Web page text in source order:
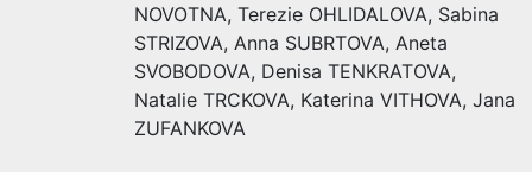
NOVOTNA, Terezie OHLIDALOVA, Sabina
STRIZOVA, Anna SUBRTOVA, Aneta
SVOBODOVA, Denisa TENKRATOVA,
Natalie TRCKOVA, Katerina VITHOVA, Jana
ZUFANKOVA